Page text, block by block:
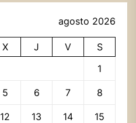
agosto 2026
X J V
S
1
5 6 7 8
12 13 14 15